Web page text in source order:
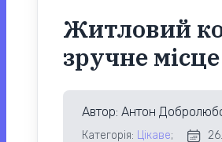
Житловий
зручне
Автор: Антон
Категорія: Цікаве;